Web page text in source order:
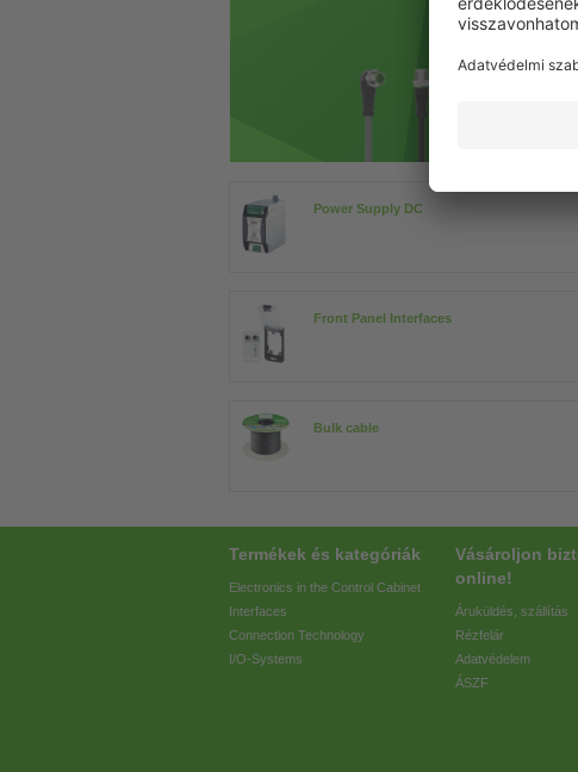
Power Supply DC
Front Panel Interfaces
Bulk cable
Termékek és kategóriák
Electronics in the Control Cabinet
Interfaces
Connection Technology
I/O-Systems
Vásároljon
online!
Áruküldés, szállítás
Rézfelár
Adatvédelem
ÁSZF